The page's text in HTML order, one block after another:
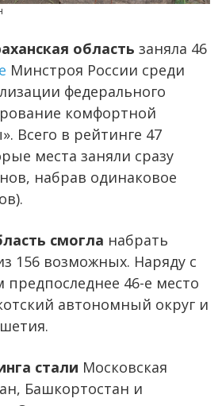
область заняла 46
Минстроя России среди
федерального
комфортной
Всего в рейтинге 47
места заняли сразу
набрав одинаковое
смогла набрать
156 возможных. Наряду с
46-е место
автономный округ и
стали Московская
Башкортостан и